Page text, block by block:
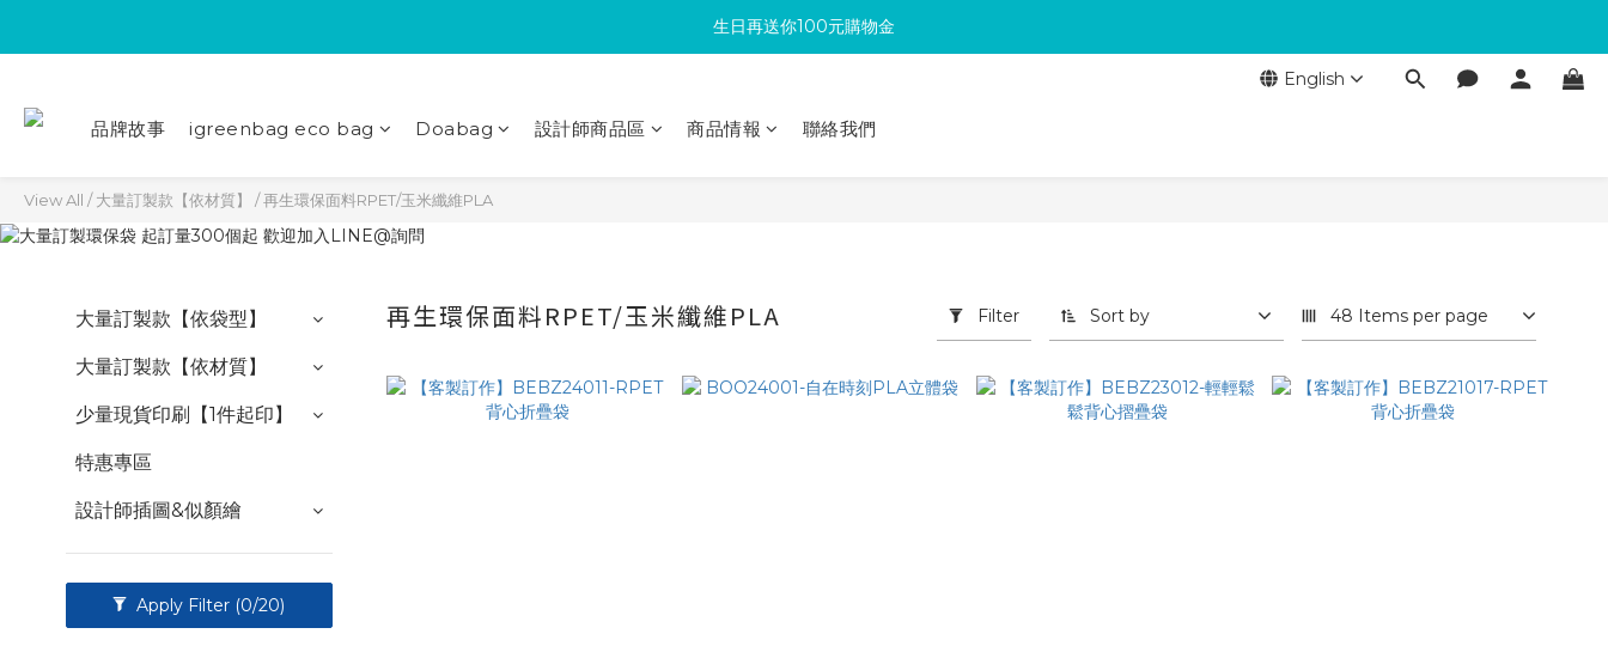
滿300回饋10%購物金
生日再送你100元購物金
滿300回饋10%購物金
English
品牌故事 igreenbag eco bag Doabag 設計師商品區 商品情報 聯絡我們
View All /大量訂製款【依材質】 /再生環保面料RPET/玉米纖維PLA
大量訂製款【依袋型】
大量訂製款【依材質】
少量現貨印刷【1件起印】
特惠專區
設計師插圖&似顏繪
Apply Filter (0/20)
再生環保面料RPET/玉米纖維PLA Filter Sort by 48 Items per page